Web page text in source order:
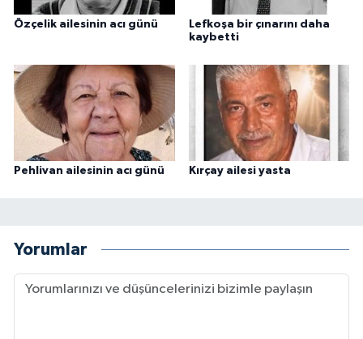
Özçelik ailesinin acı günü
Lefkoşa bir çınarını daha
kaybetti
Pehlivan ailesinin acı günü Kırçay ailesi yasta
Yorumlar